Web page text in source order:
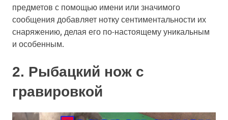
предметов с помощью имени или значимого
сообщения добавляет нотку сентиментальности их
снаряжению, делая его по-настоящему уникальным
и особенным.
2. Рыбацкий нож с
гравировкой